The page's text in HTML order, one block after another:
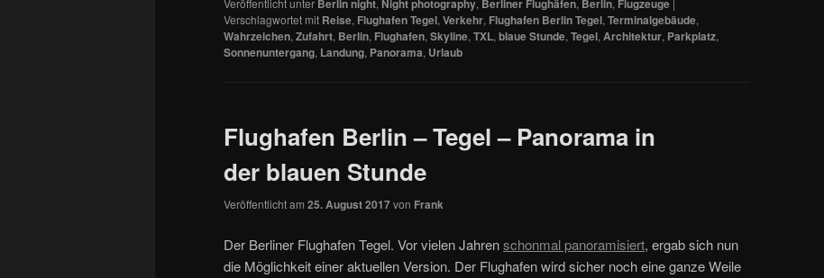
Veröffentlicht unter Berlin night, Night photography, Berliner Flughäfen, Berlin, Flugzeuge |
Verschlagwortet mit Reise, Flughafen Tegel, Verkehr, Flughafen Berlin Tegel, Terminalgebäude,
Wahrzeichen, Zufahrt, Berlin, Flughafen, Skyline, TXL, blaue Stunde, Tegel, Architektur, Parkplatz,
Sonnenuntergang, Landung, Panorama, Urlaub
Flughafen Berlin – Tegel – Panorama in
der blauen Stunde
Veröffentlicht am 25. August 2017von Frank
Der Berliner Flughafen Tegel. Vor vielen Jahrenschonmal panoramisiert, ergab sich nun
die Möglichkeit einer aktuellen Version. Der Flughafen wird sicher noch eine ganze Weile